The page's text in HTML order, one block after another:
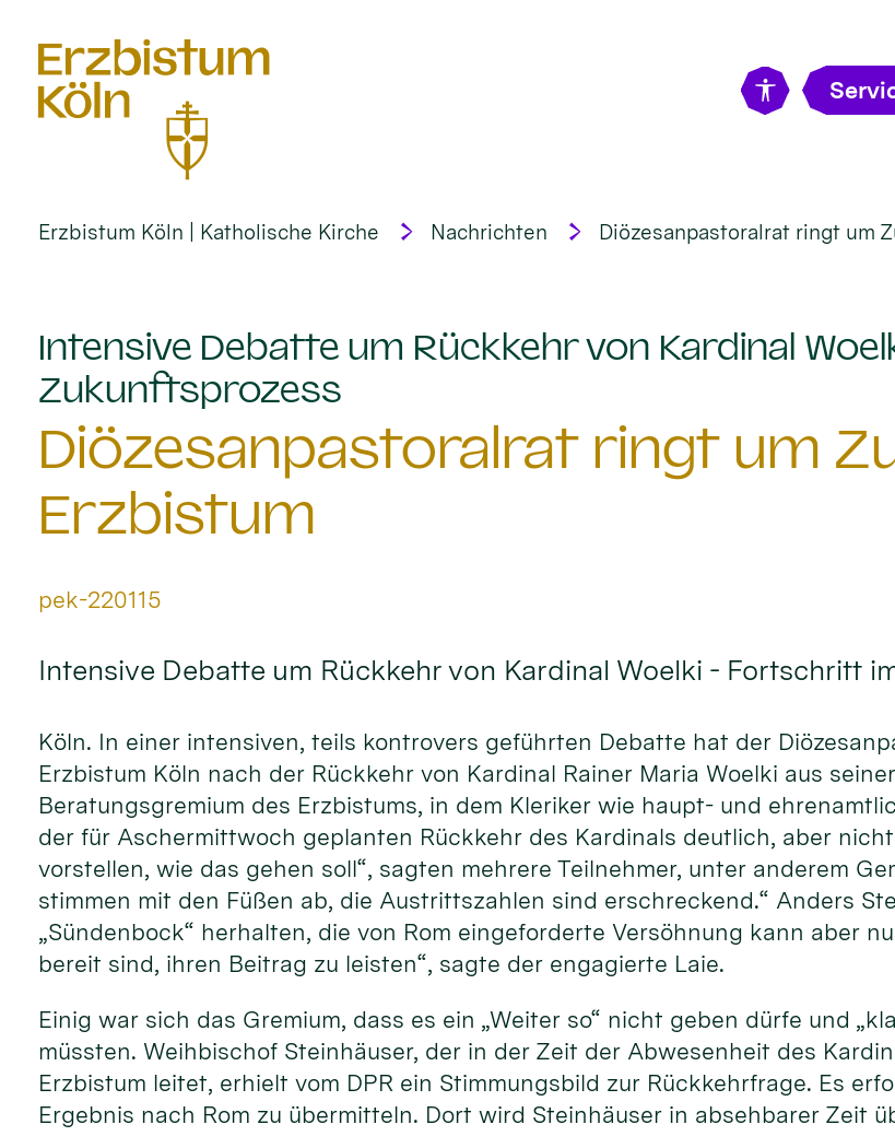
Erzbistum Köln | Katholische Kirche Nachrichten Diözesanpastoralrat ringt um
Intensive Debatte um Rückkehr von Kardinal
Zukunftsprozess
Diözesanpastoralrat ringt um
Erzbistum
Von:
pek-220115
Intensive Debatte um Rückkehr von Kardinal Woelki - Fortschritt
Köln. In einer intensiven, teils kontrovers geführten Debatte hat der
Erzbistum Köln nach der Rückkehr von Kardinal Rainer Maria Woelki aus
Beratungsgremium des Erzbistums, in dem Kleriker wie haupt- und
der für Aschermittwoch geplanten Rückkehr des Kardinals deutlich, aber
vorstellen, wie das gehen soll“, sagten mehrere Teilnehmer, unter anderem
stimmen mit den Füßen ab, die Austrittszahlen sind erschreckend.“ Anders
„Sündenbock“ herhalten, die von Rom eingeforderte Versöhnung kann aber
bereit sind, ihren Beitrag zu leisten“, sagte der engagierte Laie.
Einig war sich das Gremium, dass es ein „Weiter so“ nicht geben dürfe und
müssten. Weihbischof Steinhäuser, der in der Zeit der Abwesenheit des
Erzbistum leitet, erhielt vom DPR ein Stimmungsbild zur Rückkehrfrage. Es
Ergebnis nach Rom zu übermitteln. Dort wird Steinhäuser in absehbarer Zeit